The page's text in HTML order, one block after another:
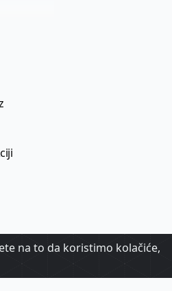
na to da koristimo kolačiće,